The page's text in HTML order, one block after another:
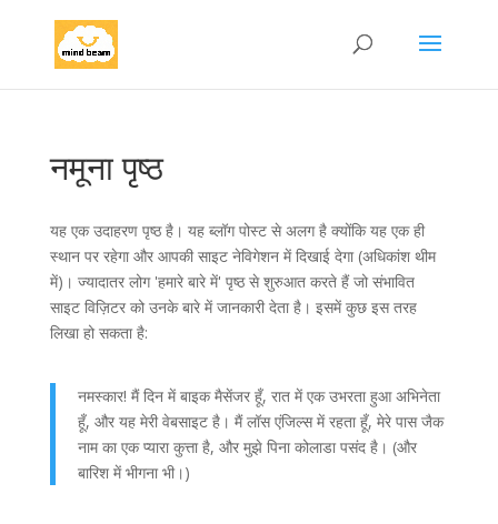
नमूना पृष्ठ
यह एक उदाहरण पृष्ठ है। यह ब्लॉग पोस्ट से अलग है क्योंकि यह एक ही
स्थान पर रहेगा और आपकी साइट नेविगेशन में दिखाई देगा (अधिकांश थीम
में)। ज्यादातर लोग 'हमारे बारे में' पृष्ठ से शुरुआत करते हैं जो संभावित
साइट विज़िटर को उनके बारे में जानकारी देता है। इसमें कुछ इस तरह
लिखा हो सकता है:
नमस्कार! मैं दिन में बाइक मैसेंजर हूँ, रात में एक उभरता हुआ अभिनेता
हूँ, और यह मेरी वेबसाइट है। मैं लॉस एंजिल्स में रहता हूँ, मेरे पास जैक
नाम का एक प्यारा कुत्ता है, और मुझे पिना कोलाडा पसंद है। (और
बारिश में भीगना भी।)